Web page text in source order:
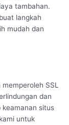
tambahan.
langkah
mudah dan
SSL
dan
situs
untuk